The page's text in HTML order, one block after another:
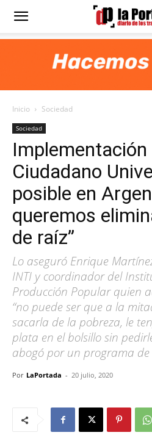
Diario
Portada
Inicio Sociedad
Sociedad
Ciudadano
posible en
queremos
de raíz”
Lo aseguró Enrique
INTI y coordinador del
Producción Popular quien
“no puede ser que a la
sacarla de la pobreza, le
plata en el bolsillo sin
abogó por un programa de
Por LaPortada - 20 julio, 2020